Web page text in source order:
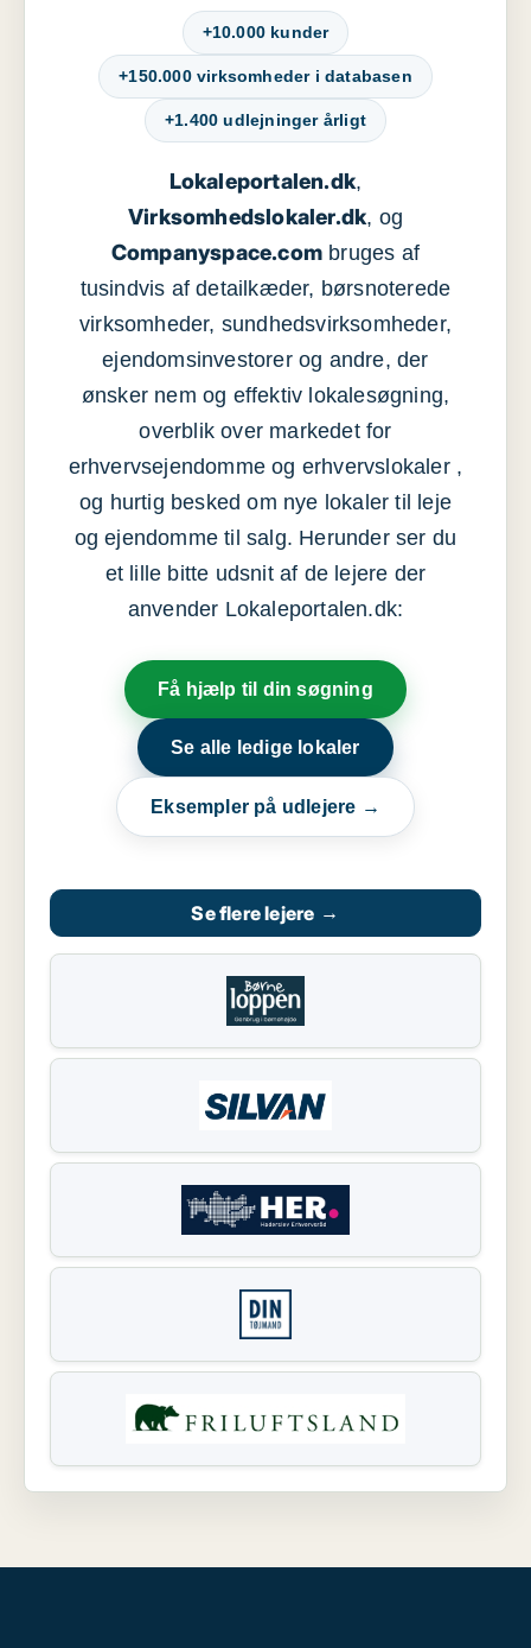
+10.000 kunder
+150.000 virksomheder i databasen
+1.400 udlejninger årligt
Lokaleportalen.dk,
Virksomhedslokaler.dk, og
Companyspace.com bruges af
tusindvis af detailkæder, børsnoterede
virksomheder, sundhedsvirksomheder,
ejendomsinvestorer og andre, der
ønsker nem og effektiv lokalesøgning,
overblik over markedet for
erhvervsejendomme og erhvervslokaler ,
og hurtig besked om nye lokaler til leje
og ejendomme til salg. Herunder ser du
et lille bitte udsnit af de lejere der
anvender Lokaleportalen.dk:
Få hjælp til din søgning
Se alle ledige lokaler
Eksempler på udlejere →
Se flere lejere →